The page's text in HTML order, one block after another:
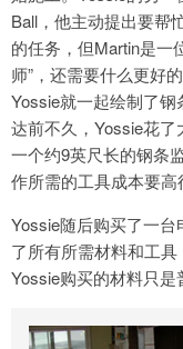
Ball，他主动提出要帮
的任务，但Martin是一
师”，还需要什么更好
Yossie就一起绘制了
达前不久，Yossie花
一个约9英尺长的钢条
作所需的工具成本要高
Yossie随后购买了一
了所有所需材料和工具
Yossie购买的材料只是